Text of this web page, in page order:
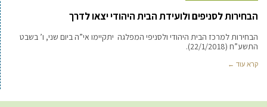
הבחירות לסניפים ולועידת הבית היהודי יצאו לדרך
הבחירות למרכז הבית היהודי ולסניפי המפלגה יתקיימו אי”ה ביום שני, ו’ בשבט
התשע”ח (22/1/2018).
קרא עוד ←